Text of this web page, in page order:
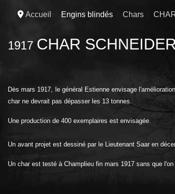
Accueil Engins blindés Chars
1917 CHAR
Dès mars 1917, le général Estienne envisage
char ne devrait pas dépasser les 13 tonnes.
Une production de 400 exemplaires est envisagée.
Un avant projet est dessiné par le Lieutenant Saar en
Un char est testé à Champlieu fin mars 1917 sans que